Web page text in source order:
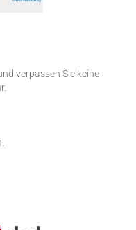
verpassen Sie keine